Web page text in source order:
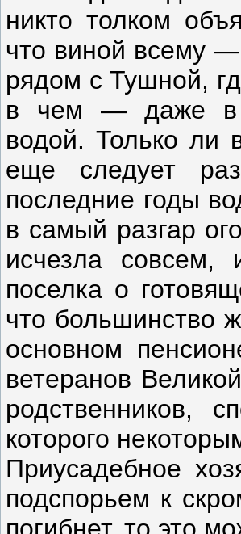
никто толком
что виной всему
рядом с Тушной,
в чем — даже в
водой. Только ли
еще следует
последние годы
в самый разгар
исчезла совсем,
поселка о
что большинство
основном
ветеранов
родственников,
которого
Приусадебное
подспорьем к